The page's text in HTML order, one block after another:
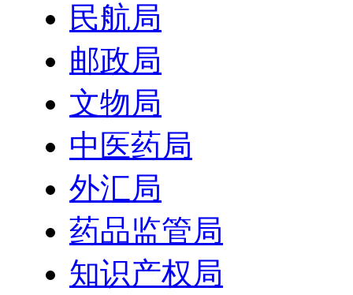
民航局
邮政局
文物局
中医药局
外汇局
药品监管局
知识产权局